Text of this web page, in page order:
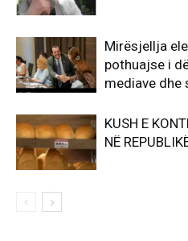
Mirësjellja
pothuajse i
mediave dhe
KUSH E
NË